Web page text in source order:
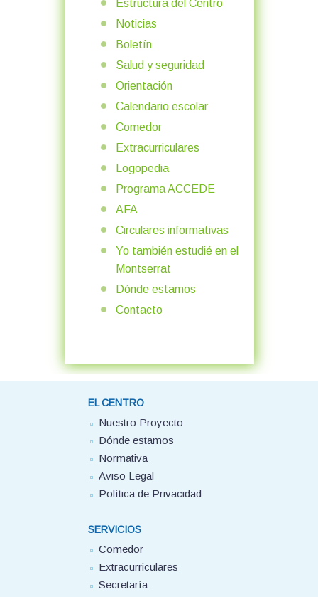
Estructura del Centro
Noticias
Boletín
Salud y seguridad
Orientación
Calendario escolar
Comedor
Extracurriculares
Logopedia
Programa ACCEDE
AFA
Circulares informativas
Yo también estudié en el
Montserrat
Dónde estamos
Contacto
EL CENTRO
Nuestro Proyecto
Dónde estamos
Normativa
Aviso Legal
Política de Privacidad
SERVICIOS
Comedor
Extracurriculares
Secretaría